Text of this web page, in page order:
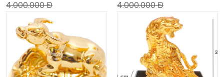
4.000.000 Đ
4.000.000 Đ